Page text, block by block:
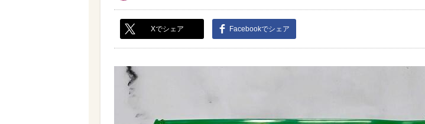
Xでシェア Facebookでシェア